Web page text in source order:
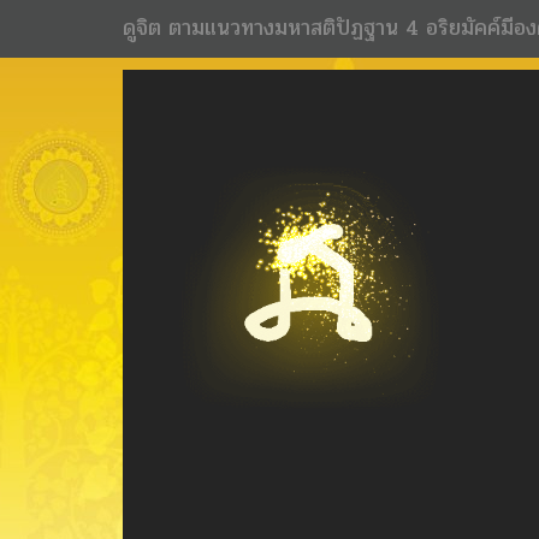
ดูจิต ตามแนวทางมหาสติปัฏฐาน 4 อริยมัคค์มีอ